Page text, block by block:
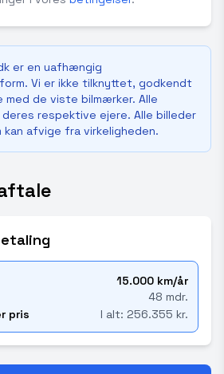
er en uafhængig
Vi er ikke tilknyttet, godkendt
med de viste bilmærker. Alle
respektive ejere. Alle billeder
afvige fra virkeligheden.
15.000 km/år
48 mdr.
pris
I alt: 256.355 kr.